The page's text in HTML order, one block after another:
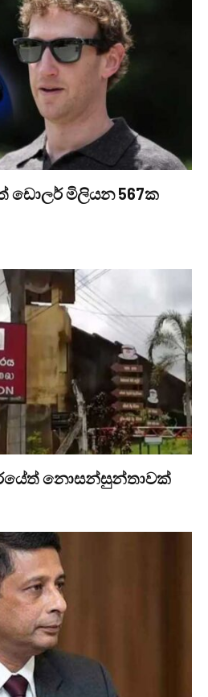
ඩොලර් මිලියන 567ක
නොසන්සුන්තාවක්